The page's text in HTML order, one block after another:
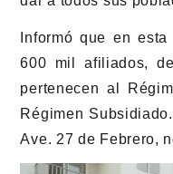
Informó que en
600 mil afiliados,
pertenecen al
Régimen
Ave. 27 de Febrero,